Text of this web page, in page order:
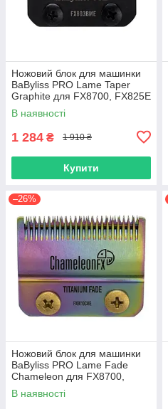
Ножовий блок для машинки
BaByliss PRO Lame Taper
Graphite для FX8700, FX825E
(FX803BME)
В наявності
1 284 ₴ 1 910 ₴
Купити
–26%
Ножовий блок для машинки
BaByliss PRO Lame Fade
Chameleon для FX8700,
FX825E (FX8010CME)
В наявності